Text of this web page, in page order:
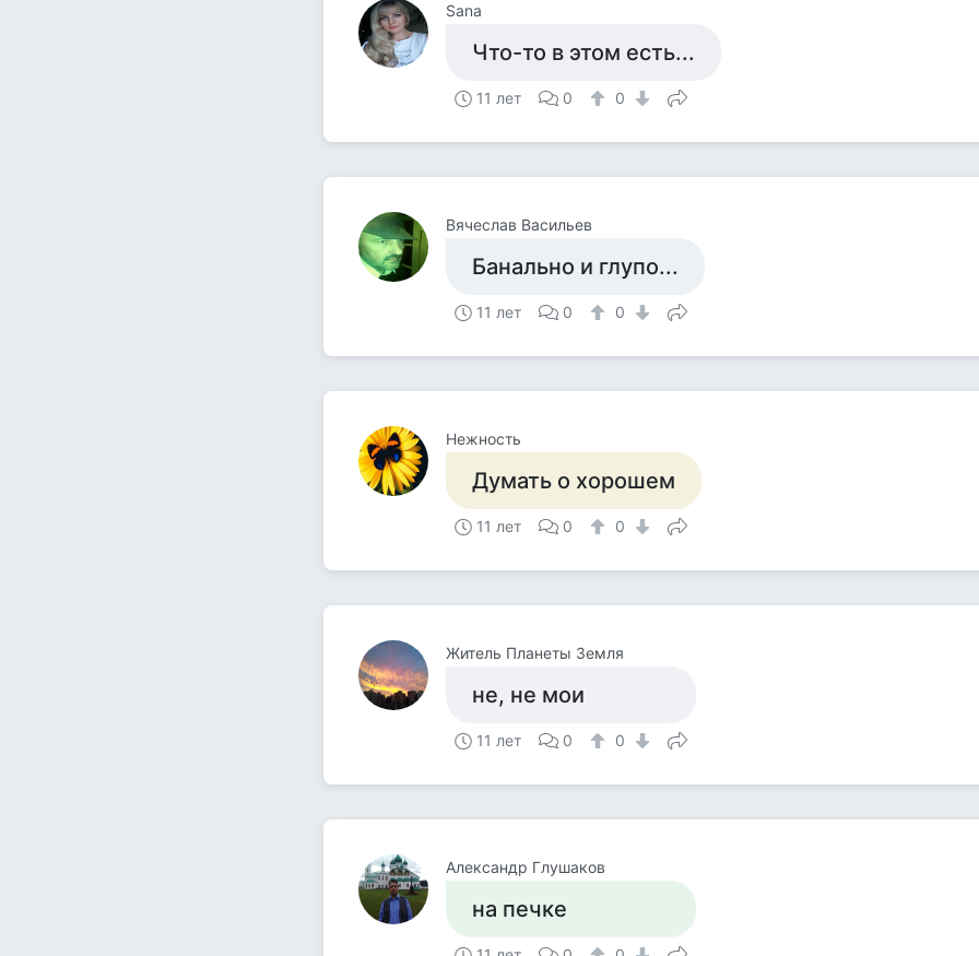
Sana
Что-то в этом есть...
11 лет 0 0
Вячеслав Васильев
Банально и глупо...
11 лет 0 0
Нежность
Думать о хорошем
11 лет 0 0
Житель Планеты Земля
не, не мои
11 лет 0 0
Александр Глушаков
на печке